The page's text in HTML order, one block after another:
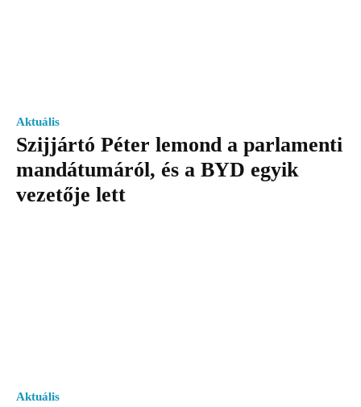
Aktuális
Szijjártó Péter lemond a parlamenti
mandátumáról, és a BYD egyik
vezetője lett
Aktuális